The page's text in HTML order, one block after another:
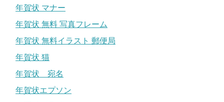
年賀状 マナー
年賀状 無料 写真フレーム
年賀状 無料イラスト 郵便局
年賀状 猫
年賀状 宛名
年賀状エプソン